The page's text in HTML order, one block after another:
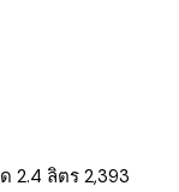
2.4 ลิตร 2,393